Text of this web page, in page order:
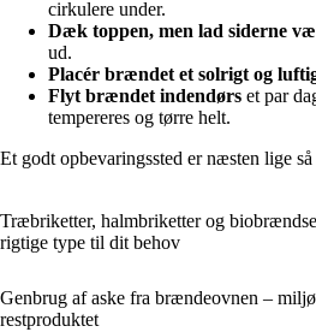
cirkulere under.
Dæk toppen, men lad siderne
ud.
Placér brændet et solrigt og
Flyt brændet indendørs et par
tempereres og tørre helt.
Et godt opbevaringssted er næsten lige
Træbriketter, halmbriketter og
rigtige type til dit behov
Genbrug af aske fra brændeovnen –
restproduktet